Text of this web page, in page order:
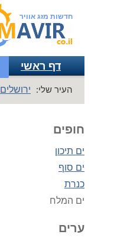
חדשות מזג אוויר
דף ראשי
העיר שלי: ירושלים
חופים
ים תיכון
ים סוף
כנרת
ים המלח
ערים